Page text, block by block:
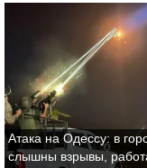
Атака на Одессу: в
слышны взрывы,